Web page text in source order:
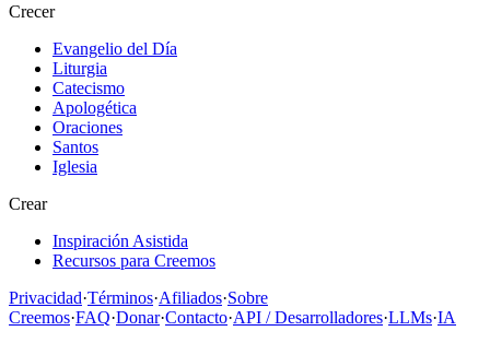
Crecer
Evangelio del Día
Liturgia
Catecismo
Apologética
Oraciones
Santos
Iglesia
Crear
Inspiración Asistida
Recursos para Creemos
Privacidad·Términos·Afiliados·Sobre
Creemos·FAQ·Donar·Contacto·API / Desarrolladores·LLMs·IA